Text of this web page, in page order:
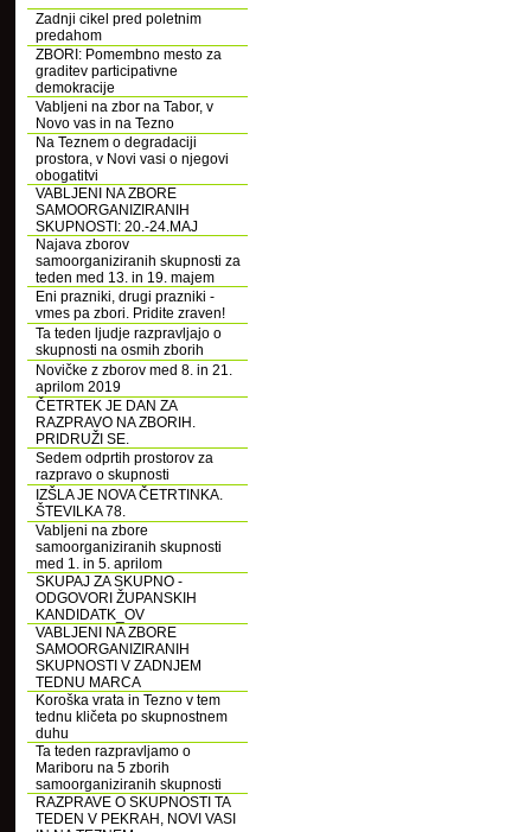
Zadnji cikel pred poletnim
predahom
ZBORI: Pomembno mesto za
graditev participativne
demokracije
Vabljeni na zbor na Tabor, v
Novo vas in na Tezno
Na Teznem o degradaciji
prostora, v Novi vasi o njegovi
obogatitvi
VABLJENI NA ZBORE
SAMOORGANIZIRANIH
SKUPNOSTI: 20.-24.MAJ
Najava zborov
samoorganiziranih skupnosti za
teden med 13. in 19. majem
Eni prazniki, drugi prazniki -
vmes pa zbori. Pridite zraven!
Ta teden ljudje razpravljajo o
skupnosti na osmih zborih
Novičke z zborov med 8. in 21.
aprilom 2019
ČETRTEK JE DAN ZA
RAZPRAVO NA ZBORIH.
PRIDRUŽI SE.
Sedem odprtih prostorov za
razpravo o skupnosti
IZŠLA JE NOVA ČETRTINKA.
ŠTEVILKA 78.
Vabljeni na zbore
samoorganiziranih skupnosti
med 1. in 5. aprilom
SKUPAJ ZA SKUPNO -
ODGOVORI ŽUPANSKIH
KANDIDATK_OV
VABLJENI NA ZBORE
SAMOORGANIZIRANIH
SKUPNOSTI V ZADNJEM
TEDNU MARCA
Koroška vrata in Tezno v tem
tednu kličeta po skupnostnem
duhu
Ta teden razpravljamo o
Mariboru na 5 zborih
samoorganiziranih skupnosti
RAZPRAVE O SKUPNOSTI TA
TEDEN V PEKRAH, NOVI VASI